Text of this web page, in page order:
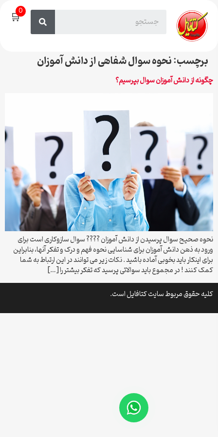
🛒0
برچسب:نحوه سوال شفاهی از دانش آموزان
چگونه از دانش آموزان سوال بپرسیم؟
نحوه صحیح سوال پرسیدن از دانش آموزان ???? سوال سازوکاری است برای
ورود به ذهن دانش آموزان برای شناسایی نحوه فهم و درک و تفکر آنها، بنابراین
برای اینکار باید بخوبی آماده باشید . نکات زیر می توانند در این ارتباط به شما
کمک کنند ! در مجموع باید سوالاتی پرسید که تفکر بیشتر را […]
کلیه حقوق مربوط سایت کتافایل است.